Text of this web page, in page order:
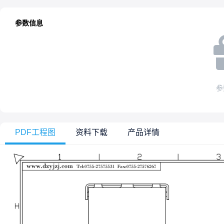
参数信息
PDF工程图 资料下载 产品详情